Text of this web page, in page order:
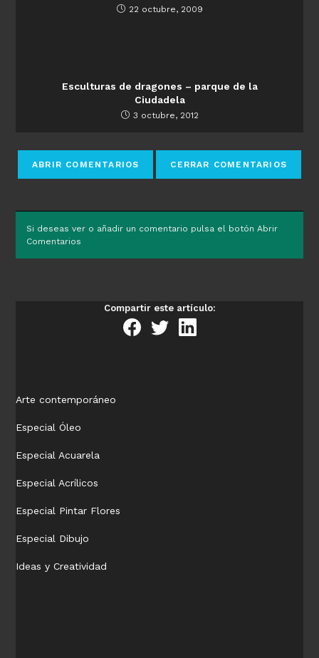
22 octubre, 2009
Esculturas de dragones – parque de la
Ciudadela
3 octubre, 2012
Si deseas ver o añadir un comentario pulsa el botón Abrir
Comentarios
Compartir este artículo:
Arte contemporáneo
Especial Óleo
Especial Acuarela
Especial Acrílicos
Especial Pintar Flores
Especial Dibujo
Ideas y Creatividad